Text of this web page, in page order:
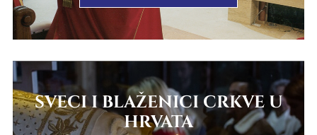
SVECI I BLAŽENICI CRKVE U
HRVATA